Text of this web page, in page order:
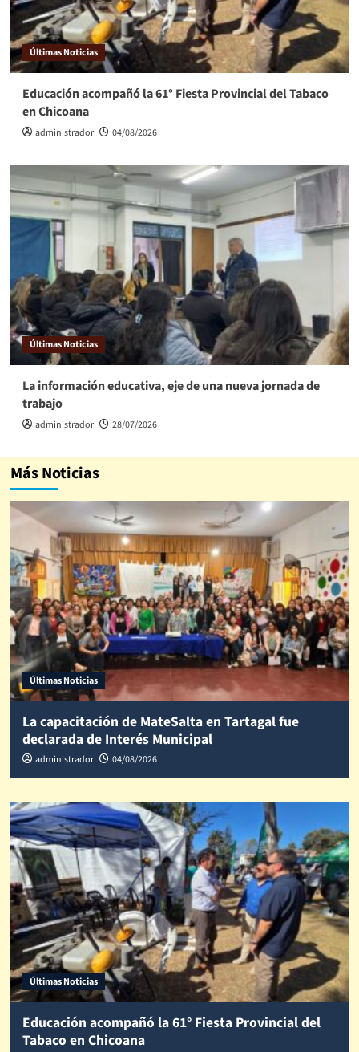
Últimas Noticias
Educación acompañó la 61° Fiesta Provincial del Tabaco
en Chicoana
administrador 04/08/2026
Últimas Noticias
La información educativa, eje de una nueva jornada de
trabajo
administrador 28/07/2026
Más Noticias
Últimas Noticias
La capacitación de MateSalta en Tartagal fue
declarada de Interés Municipal
administrador 04/08/2026
Últimas Noticias
Educación acompañó la 61° Fiesta Provincial del
Tabaco en Chicoana